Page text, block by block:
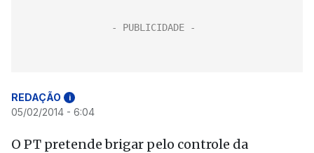
REDAÇÃO i
05/02/2014 - 6:04
O PT pretende brigar pelo controle da